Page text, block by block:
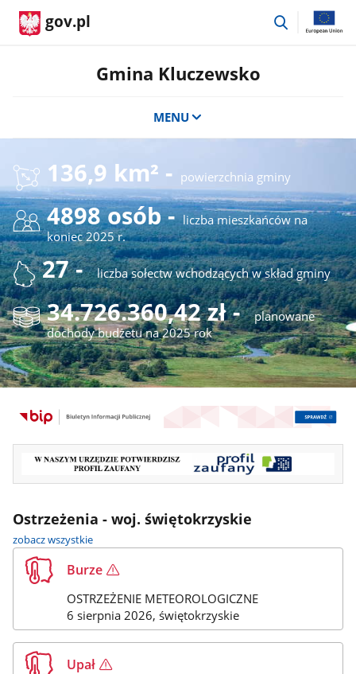
gov.pl
przejdź
Gmina Kluczewsko
MENU
136,9 km² - powierzchnia gminy
4898 osób - liczba mieszkańców na
koniec 2025 r.
27 - liczba sołectw wchodzących w skład gminy
34.726.360,42 zł - planowane
dochody budżetu na 2025 rok
Ostrzeżenia - woj. świętokrzyskie
zobacz wszystkieostrzeżenia
Uwaga!
Burze
OSTRZEŻENIE METEOROLOGICZNE
Stan
z
dnia:
6 sierpnia 2026, świętokrzyskie
Uwaga!
Upał